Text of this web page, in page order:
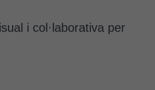
i col·laborativa per